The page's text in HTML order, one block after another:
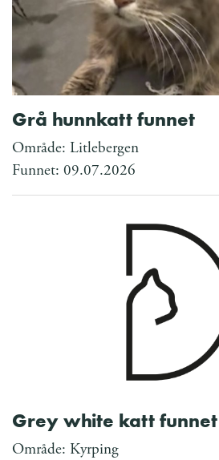
Grå hunnkatt funnet
Område: Litlebergen
Funnet: 09.07.2026
Grey white katt funnet
Område: Kyrping